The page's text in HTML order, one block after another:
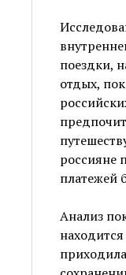
поездки,
отдых,
россияне
платежей
Анализ